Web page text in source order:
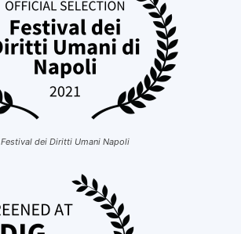
Festival dei Diritti Umani Napoli